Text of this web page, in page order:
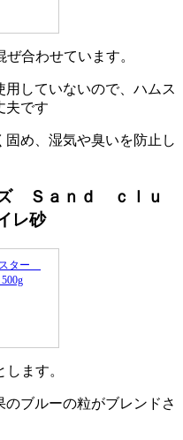
合わせています。
していないので、ハムス
夫です
め、湿気や臭いを防止し
ズ Ｓａｎｄ ｃｌｕ
レ砂
ター
ます。
ブルーの粒がブレンドさ